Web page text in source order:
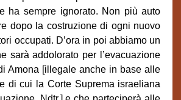
ha sempre ignorato. Non più auto
dopo la costruzione di ogni nuovo
occupati. D’ora in poi abbiamo un
sarà addolorato per l’evacuazione
Amona [illegale anche in base alle
di cui la Corte Suprema israeliana